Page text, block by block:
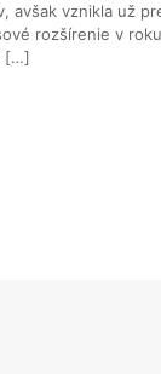
avšak vznikla už
rozšírenie v
[…]